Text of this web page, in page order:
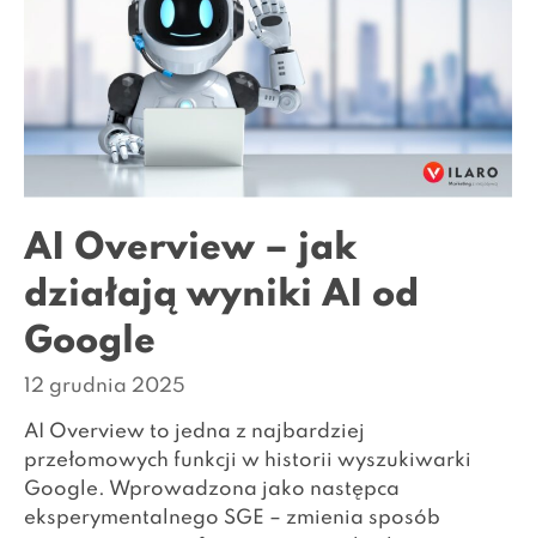
AI Overview – jak
działają wyniki AI od
Google
12 grudnia 2025
AI Overview to jedna z najbardziej
przełomowych funkcji w historii wyszukiwarki
Google. Wprowadzona jako następca
eksperymentalnego SGE – zmienia sposób